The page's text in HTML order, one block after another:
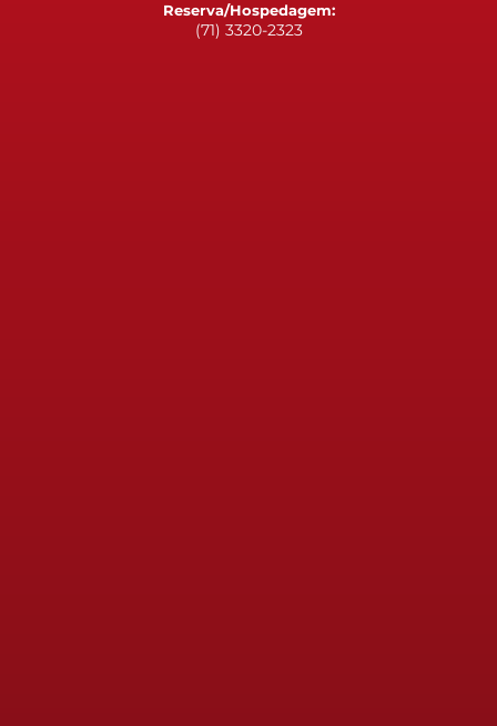
Reserva/Hospedagem:
(71) 3320-2323